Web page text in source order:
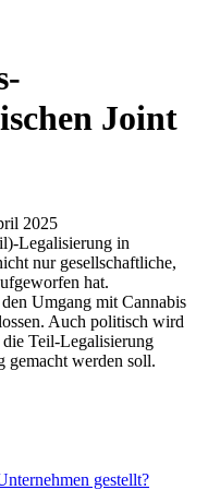
Joint
2025
Legalisierung in
nur gesellschaftliche,
hat.
Umgang mit Cannabis
Auch politisch wird
Teil-Legalisierung
gemacht werden soll.
gestellt?